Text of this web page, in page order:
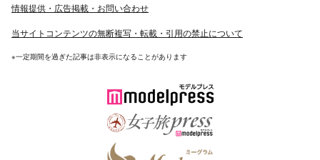
情報提供・広告掲載・お問い合わせ
当サイトコンテンツの無断複写・転載・引用の禁止について
※一定期間を過ぎた記事は非表示になることがあります